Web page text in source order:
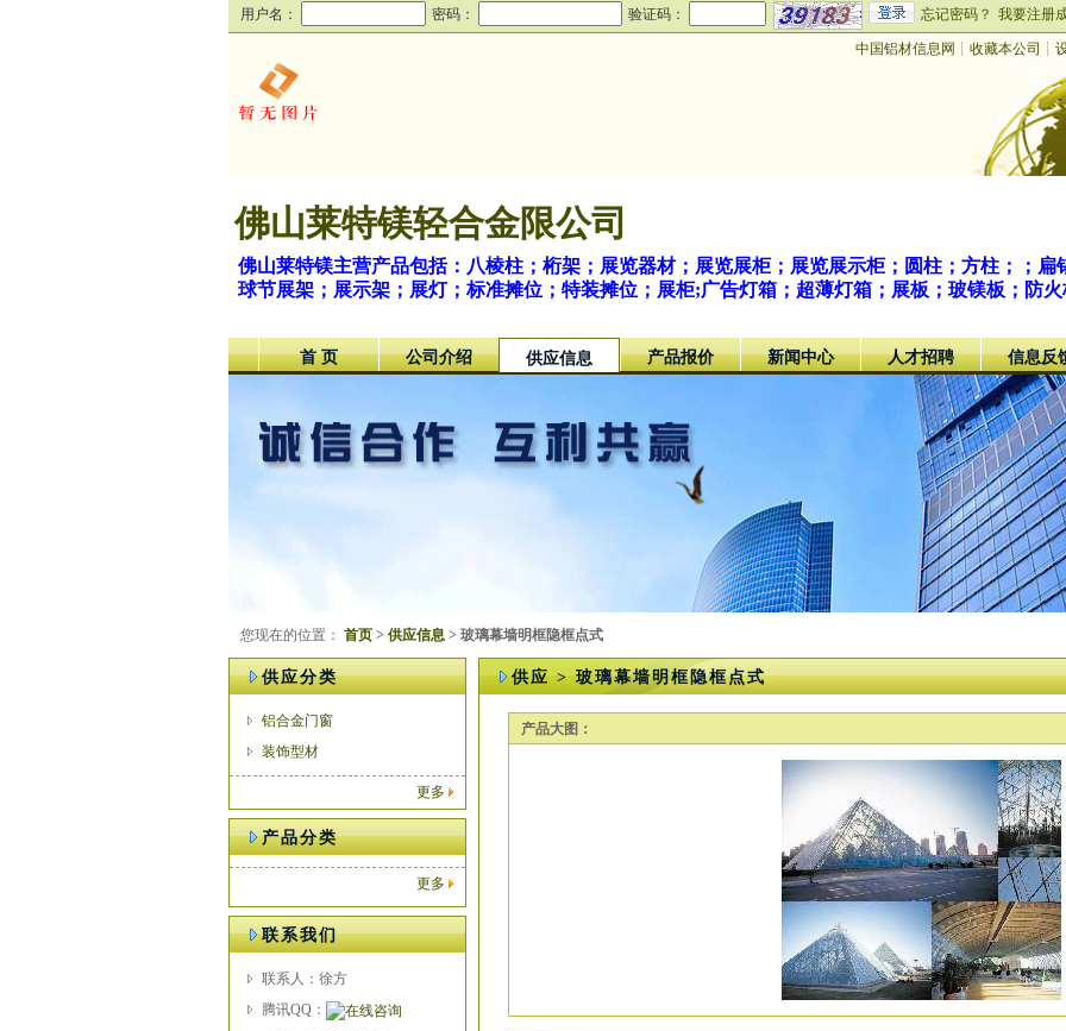
用户名： 密码： 验证码： 忘记密码？ 我要注册
中国铝材信息网 ┊ 收藏本公司 ┊
佛山莱特镁轻合金限公司
佛山莱特镁主营产品包括：八棱柱；桁架；展览器材；展览展柜；展览展示柜；圆柱；方柱；；
球节展架；展示架；展灯；标准摊位；特装摊位；展柜;广告灯箱；超薄灯箱；展板；玻镁板；防
首 页 公司介绍 供应信息 产品报价 新闻中心 人才招聘 信息反
您现在的位置： 首页 > 供应信息 > 玻璃幕墙明框隐框点式
供应分类
铝合金门窗
装饰型材
更多
产品分类
更多
联系我们
联系人：徐方
腾讯QQ：
供应 > 玻璃幕墙明框隐框点式
产品大图：